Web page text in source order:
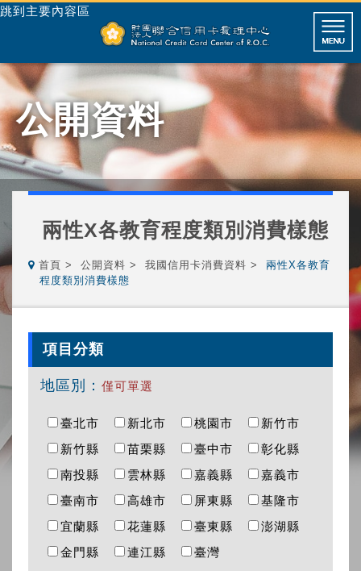
跳到主要內容區
公開資料
兩性X各教育程度類別消費樣態
首頁 公開資料 我國信用卡消費資料
兩性X各教育
程度類別消費樣態
項目分類
地區別： 僅可單選
臺北市 新北市 桃園市
新竹市
新竹縣
苗栗縣 臺中市
彰化縣
南投縣
雲林縣 嘉義縣
嘉義市
臺南市
高雄市 屏東縣
基隆市
宜蘭縣
花蓮縣 臺東縣
澎湖縣
金門縣
連江縣 臺灣